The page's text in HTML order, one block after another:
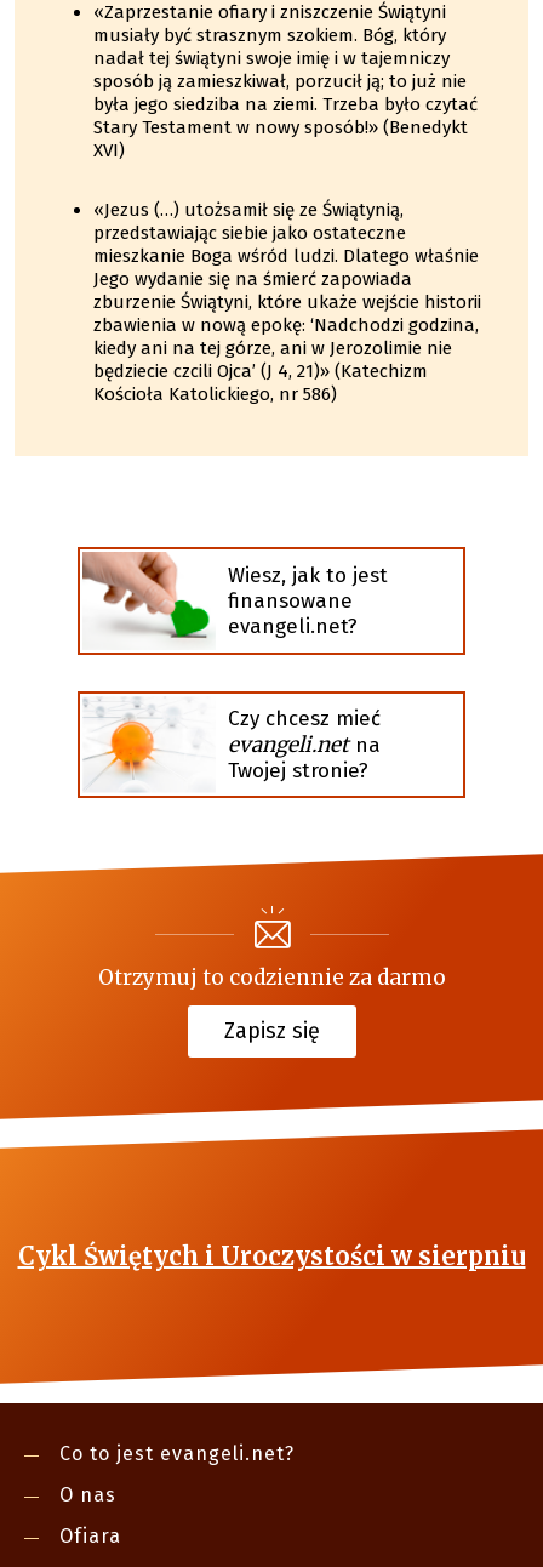
«Zaprzestanie ofiary i zniszczenie Świątyni
musiały być strasznym szokiem. Bóg, który
nadał tej świątyni swoje imię i w tajemniczy
sposób ją zamieszkiwał, porzucił ją; to już nie
była jego siedziba na ziemi. Trzeba było czytać
Stary Testament w nowy sposób!» (Benedykt
XVI)
«Jezus (…) utożsamił się ze Świątynią,
przedstawiając siebie jako ostateczne
mieszkanie Boga wśród ludzi. Dlatego właśnie
Jego wydanie się na śmierć zapowiada
zburzenie Świątyni, które ukaże wejście historii
zbawienia w nową epokę: ‘Nadchodzi godzina,
kiedy ani na tej górze, ani w Jerozolimie nie
będziecie czcili Ojca’ (J 4, 21)» (Katechizm
Kościoła Katolickiego, nr 586)
Wiesz, jak to jest
finansowane
evangeli.net?
Czy chcesz mieć
evangeli.netna
Twojej stronie?
Otrzymuj to codziennie za darmo
Zapisz się
Cykl Świętych i Uroczystości w sierpniu
Co to jest evangeli.net?
O nas
Ofiara